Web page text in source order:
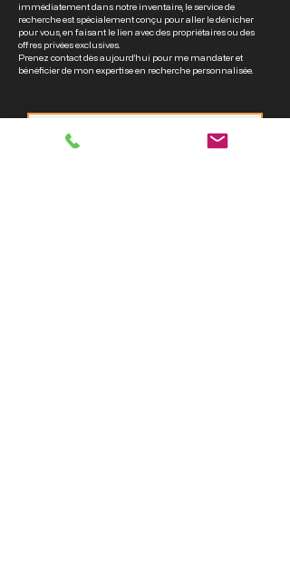
immédiatement dans notre inventaire, le service de
recherche est spécialement conçu pour aller le dénicher
pour vous, en faisant le lien avec des propriétaires ou des
offres privées exclusives.
Prenez contact dès aujourd’hui pour me mandater et
bénéficier de mon expertise en recherche personnalisée.